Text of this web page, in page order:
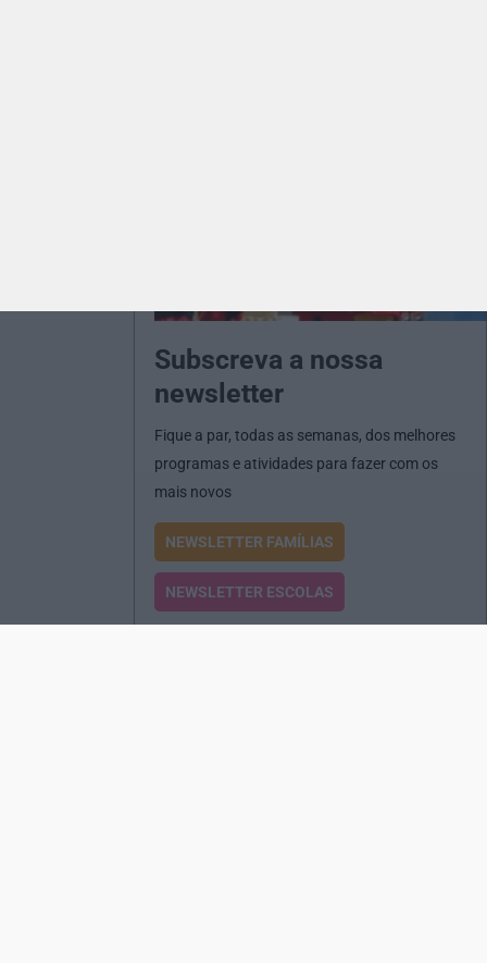
Subscreva a nossa
newsletter
Fique a par, todas as semanas, dos melhores
programas e atividades para fazer com os
mais novos
NEWSLETTER FAMÍLIAS
NEWSLETTER ESCOLAS